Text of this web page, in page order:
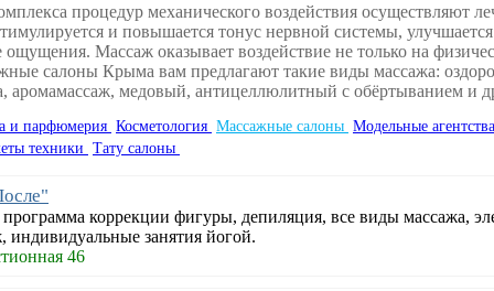
процедур механического воздействия осуществляют
и повышается тонус нервной системы,
Массаж оказывает воздействие не только на
салоны Крыма вам предлагают такие виды массажа:
медовый, антицеллюлитный с обёртыванием и
и парфюмерия Косметология Массажные салоны Модельные агентства
техники Тату салоны
коррекции фигуры, депиляция, все виды массажа,
занятия йогой.
46